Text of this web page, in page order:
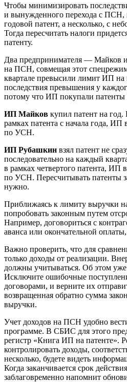
Чтобы минимизировать
и вынужденного перехода с ПСН,
годовой патент, а несколько, с
Тогда пересчитать налоги
патенту.
Два предпринимателя — Майков
на ПСН, совмещая этот
квартале превысили лимит ИП на
последствия превышения у
потому что ИП покупали патенты
ИП Майков купил патент на
рамках патента с начала года, ИП
по УСН.
ИП Рубашкин взял патент не
последовательно на каждый
в рамках четвертого патента, ИП
по УСН. Пересчитывать патенты
нужно.
Приближаясь к лимиту выручки
попробовать законным путем
Например, договориться с
аванса или окончательной
Важно проверить, что для
только доходы от реализации.
должны учитываться. Об этом уже
Исключите ошибочные
договорами, и верните их
возвращенная обратно сумма
выручки.
Учет доходов на ПСН удобно
программе. В СБИС для этого
регистр «Книга ИП на патенте».
контролировать доходы,
несколько, будете видеть
Когда заканчивается срок
заблаговременно напомнит